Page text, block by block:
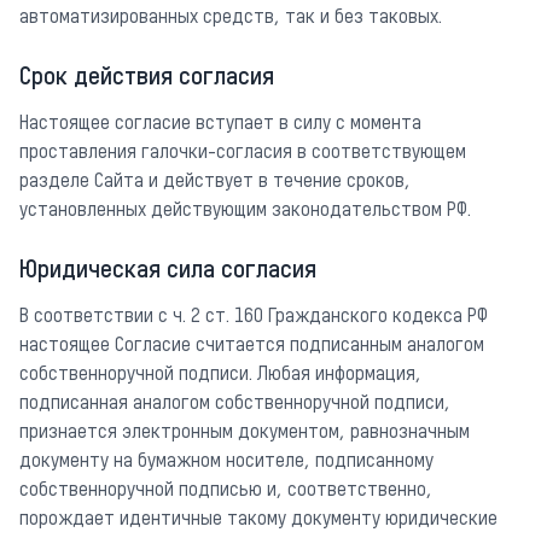
автоматизированных средств, так и без таковых.
Срок действия согласия
Настоящее согласие вступает в силу с момента
проставления галочки-согласия в соответствующем
разделе Сайта и действует в течение сроков,
установленных действующим законодательством РФ.
Юридическая сила согласия
В соответствии с ч. 2 ст. 160 Гражданского кодекса РФ
настоящее Согласие считается подписанным аналогом
собственноручной подписи. Любая информация,
подписанная аналогом собственноручной подписи,
признается электронным документом, равнозначным
документу на бумажном носителе, подписанному
собственноручной подписью и, соответственно,
порождает идентичные такому документу юридические